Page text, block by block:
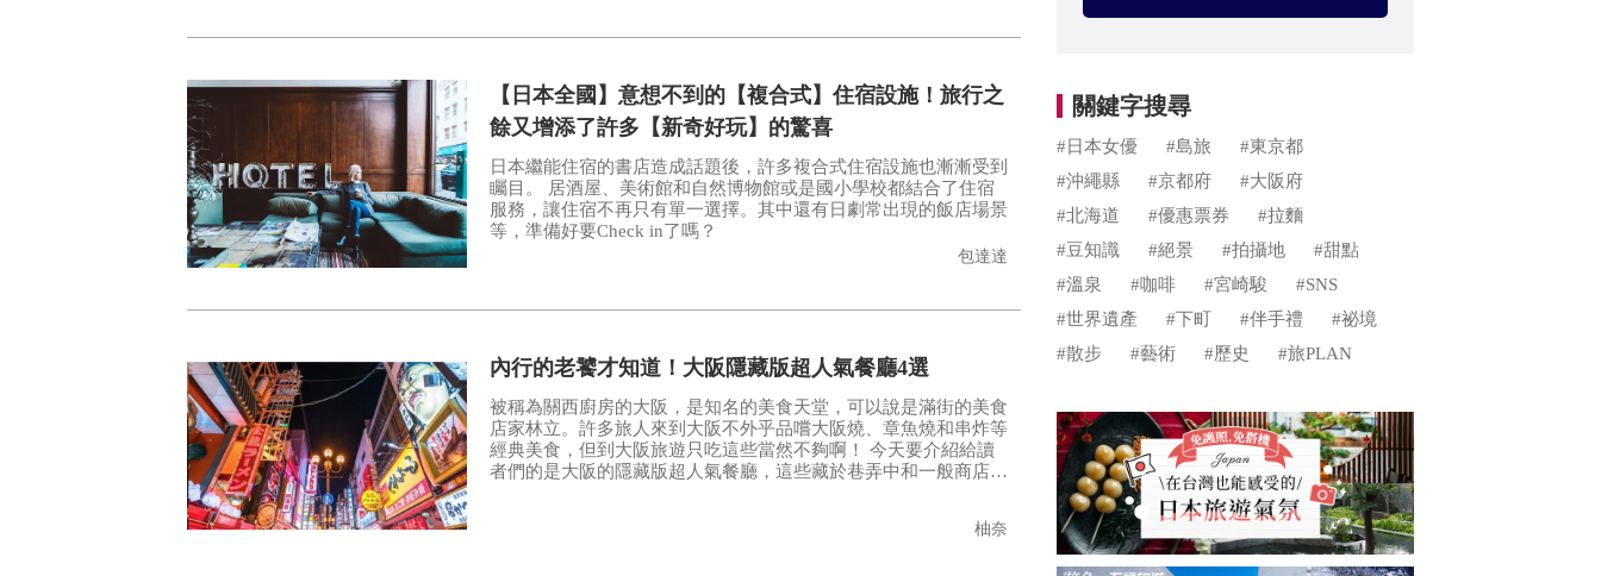
【日本全國】意想不到的【複合式】住宿設施！旅行之
餘又增添了許多【新奇好玩】的驚喜
日本繼能住宿的書店造成話題後，許多複合式住宿設施也漸漸受到
矚目。 居酒屋、美術館和自然博物館或是國小學校都結合了住宿
服務，讓住宿不再只有單一選擇。其中還有日劇常出現的飯店場景
等，準備好要Check in了嗎？
包達達
內行的老饕才知道！大阪隱藏版超人氣餐廳4選
被稱為關西廚房的大阪，是知名的美食天堂，可以說是滿街的美食
店家林立。許多旅人來到大阪不外乎品嚐大阪燒、章魚燒和串炸等
經典美食，但到大阪旅遊只吃這些當然不夠啊！ 今天要介紹給讀
者們的是大阪的隱藏版超人氣餐廳，這些藏於巷弄中和一般商店街
柚奈
關鍵字搜尋
#日本女優 #島旅
#東京都
#沖繩縣
#京都府
#大阪府
#北海道
#優惠票券
#拉麵
#豆知識
#絕景 #拍攝地
#甜點
#溫泉
#咖啡 #宮崎駿
#SNS
#世界遺產
#下町 #伴手禮
#祕境
#散步
#藝術 #歷史 #旅PLAN